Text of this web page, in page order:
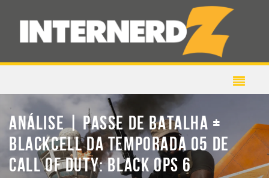
ANÁLISE | PASSE DE BATALHA +
BLACKCELL DA TEMPORADA 05 DE
CALL OF DUTY: BLACK OPS 6